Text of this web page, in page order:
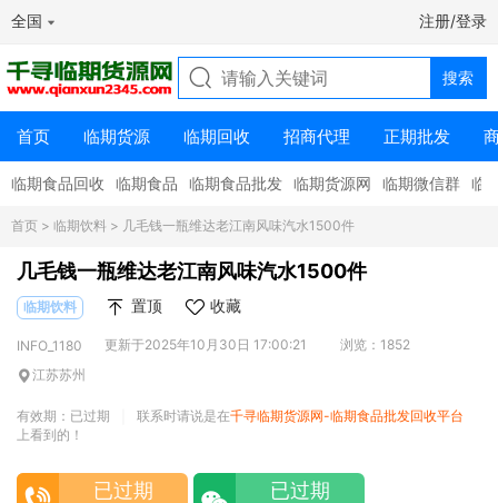
全国 注册/登录
首页 临期货源 临期回收 招商代理 正期批发
临期食品回收 临期食品 临期食品批发 临期货源网 临期微信群 临
首页 > 临期饮料 > 几毛钱一瓶维达老江南风味汽水1500件
几毛钱一瓶维达老江南风味汽水1500件
临期饮料 置顶 收藏
INFO_1180 更新于2025年10月30日 17:00:21
浏览：1852
江苏苏州
有效期：已过期 联系时请说是在千寻临期货源网-临期食品批发回收平台
上看到的！
已过期 已过期